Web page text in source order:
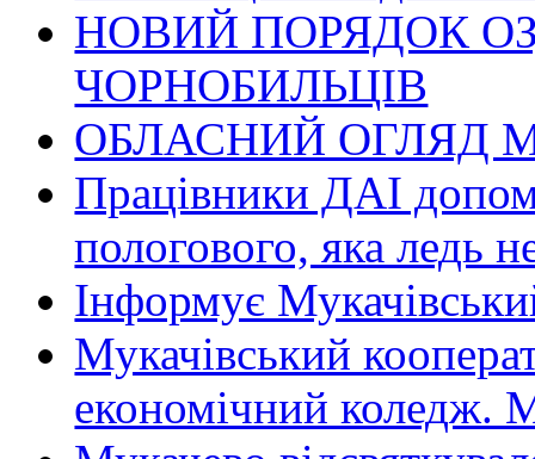
НОВИЙ ПОРЯДОК
ЧОРНОБИЛЬЦІВ
ОБЛАСНИЙ ОГЛЯД
Працівники ДАІ
пологового, яка ледь
Інформує
Мукачівський
економічний